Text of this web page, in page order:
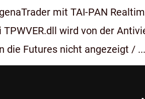
mit TAI-PAN
TPWVER.dll wird von der
die Futures nicht angezeigt / ...